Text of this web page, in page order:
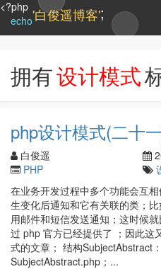
<?php
echo'白俊遥博客';
拥有设计模式
php设计模式(二十
白俊遥
PHP
在业务开发过程中多个功能会互
生变化后通知和它有关联的类；
用邮件和短信发送通知；这时候
过 php 官方已经提供了 ；因此这
式的文章； 结构SubjectAbstract
SubjectAbstract.php；...